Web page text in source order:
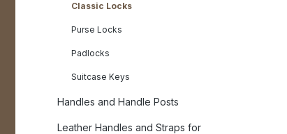
Classic Locks
Purse Locks
Padlocks
Suitcase Keys
Handles and Handle Posts
Leather Handles and Straps for